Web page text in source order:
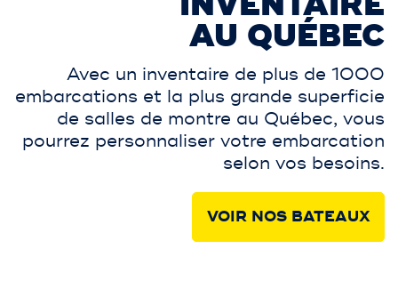
AU QUÉBEC
Avec un inventaire de plus de 1000
embarcations et la plus grande superficie
de salles de montre au Québec, vous
pourrez personnaliser votre embarcation
selon vos besoins.
VOIR NOS BATEAUX